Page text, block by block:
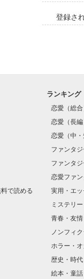
登録さ
で読める
ランキング
恋愛（総合
恋愛（長編
恋愛（中・
ファンタジ
ファンタジ
恋愛ファ
実用・エッ
ミステリ
青春・友情
ノンフィ
ホラー・オ
歴史・時代
絵本・童話